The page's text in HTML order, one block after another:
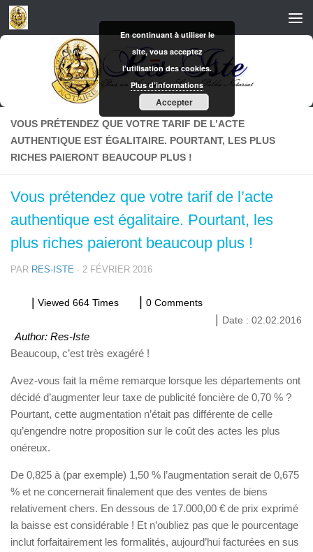
Skip to content
VOUS PRÉTENDEZ QUE VOTRE TARIF DE L’ACTE
AUTHENTIQUE EST ÉGALITAIRE. POURTANT, LES PLUS
RICHES PAIERONT BEAUCOUP PLUS !
Vous prétendez que votre tarif de l’acte
authentique est égalitaire. Pourtant, les
plus riches paieront beaucoup plus !
PAR RES-ISTE · 2 FÉVRIER 2016
Viewed 664 Times
0 Comments
Date : 02.02.2016
Author: Res-Iste
Beaucoup, c’est très exagéré !
Avez-vous fait la même remarque lorsque les départements ont
décidé d’augmenter leur taxe de publicité foncière de 0,70 % ?
Pourtant, cette augmentation n’était pas différente de celle
qu’engendre notre proposition sur le coût des actes les plus
onéreux.
De 0,825 à (par exemple) 1,50 % l’augmentation serait de 0,675
% et ne concernerait finalement que des ventes de biens
relativement chers. En dessous de 17.000,00 € de prix exprimé
la baisse est considérable ! Et n’oubliez pas que le pourcentage
inclut forfaitairement les formalités, aujourd’hui facturées en sus
En continuant à utiliser le
site, vous acceptez
l’utilisation des cookies.
Plus d’informations
Accepter